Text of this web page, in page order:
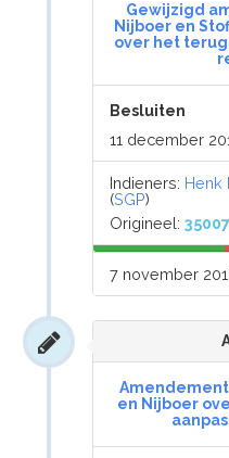
Gewijzigd
Nijboer en
over het
Besluiten
11 december
Indieners: Henk
(SGP)
Origineel:
7 november
en Nijboer